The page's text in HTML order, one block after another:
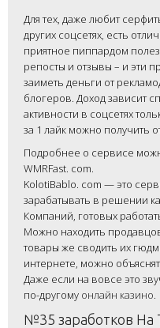
Для тех, даже любит
других соцсетях, есть
приятное пиппардом
репосты и отзывы – и эти
заиметь деньги от
блогеров. Доход зависит
активности в соцсетях
за 1 лайк можно получить
Подробнее о сервисе
WMRFast. com.
KolotiBablo. com — это
зарабатывать в решении
Компаний, готовых
Можно находить
товары же сводить их
интернете, можно
Даже если на вовсе это
по-другому онлайн казино.
№35 заработков На